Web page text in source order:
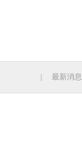
最新消息